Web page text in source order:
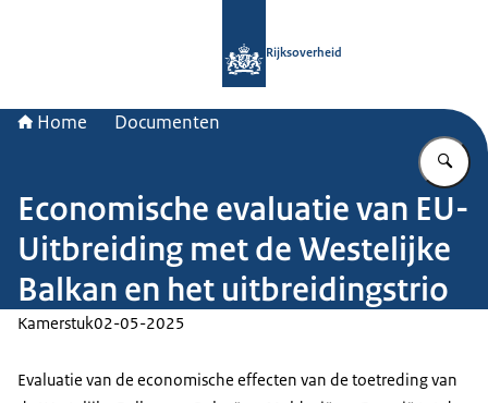
Rijksoverheid
Home Documenten
Economische evaluatie van EU-
Uitbreiding met de Westelijke
Balkan en het uitbreidingstrio
Kamerstuk02-05-2025
Evaluatie van de economische effecten van de toetreding van